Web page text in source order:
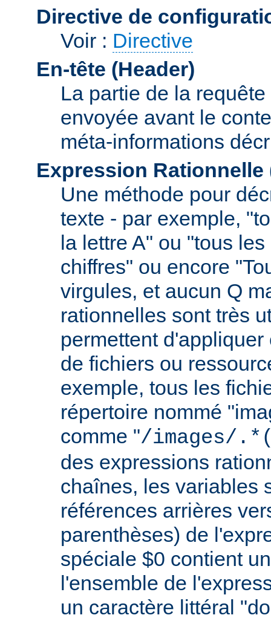
Directive de
Voir : Directive
En-tête (Header)
La partie de la
envoyée avant le
méta-informations
Expression
Une méthode pour
texte - par exemple,
la lettre A" ou "tous
chiffres" ou encore
virgules, et aucun Q
rationnelles sont très
permettent
de fichiers ou
exemple, tous les
répertoire nommé
comme "/images/
des expressions
chaînes, les variables
références arrières
parenthèses) de
spéciale $0 contient
l'ensemble de
un caractère littéral